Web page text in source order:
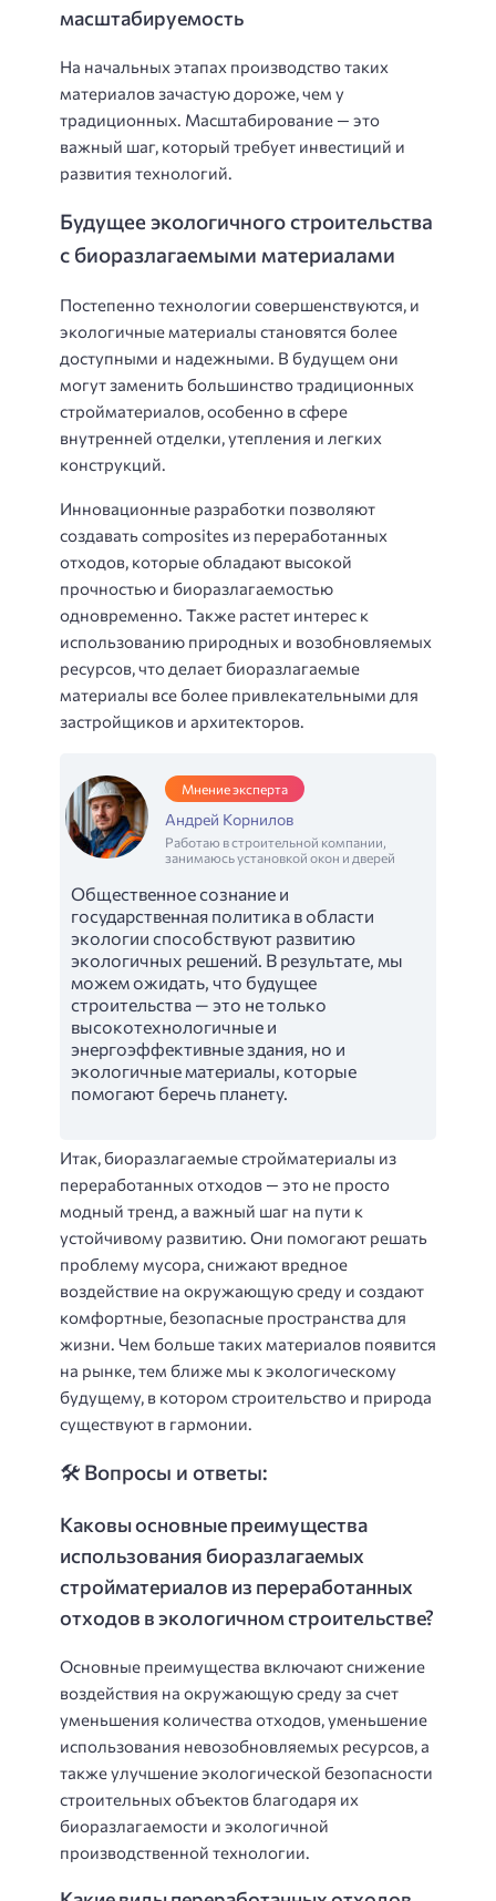
масштабируемость
На начальных этапах производство таких
материалов зачастую дороже, чем у
традиционных. Масштабирование — это
важный шаг, который требует инвестиций и
развития технологий.
Будущее экологичного строительства
с биоразлагаемыми материалами
Постепенно технологии совершенствуются, и
экологичные материалы становятся более
доступными и надежными. В будущем они
могут заменить большинство традиционных
стройматериалов, особенно в сфере
внутренней отделки, утепления и легких
конструкций.
Инновационные разработки позволяют
создавать composites из переработанных
отходов, которые обладают высокой
прочностью и биоразлагаемостью
одновременно. Также растет интерес к
использованию природных и возобновляемых
ресурсов, что делает биоразлагаемые
материалы все более привлекательными для
застройщиков и архитекторов.
Мнение эксперта
Андрей Корнилов
Работаю в строительной компании,
занимаюсь установкой окон и дверей
Общественное сознание и
государственная политика в области
экологии способствуют развитию
экологичных решений. В результате, мы
можем ожидать, что будущее
строительства — это не только
высокотехнологичные и
энергоэффективные здания, но и
экологичные материалы, которые
помогают беречь планету.
Итак, биоразлагаемые стройматериалы из
переработанных отходов — это не просто
модный тренд, а важный шаг на пути к
устойчивому развитию. Они помогают решать
проблему мусора, снижают вредное
воздействие на окружающую среду и создают
комфортные, безопасные пространства для
жизни. Чем больше таких материалов появится
на рынке, тем ближе мы к экологическому
будущему, в котором строительство и природа
существуют в гармонии.
🛠️ Вопросы и ответы:
Каковы основные преимущества
использования биоразлагаемых
стройматериалов из переработанных
отходов в экологичном строительстве?
Основные преимущества включают снижение
воздействия на окружающую среду за счет
уменьшения количества отходов, уменьшение
использования невозобновляемых ресурсов, а
также улучшение экологической безопасности
строительных объектов благодаря их
биоразлагаемости и экологичной
производственной технологии.